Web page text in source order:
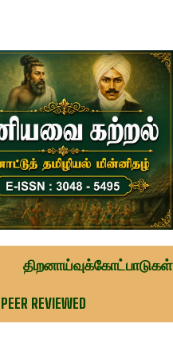
திறனாய்வுக்கோட்பாடுகள்
PEER REVIEWED